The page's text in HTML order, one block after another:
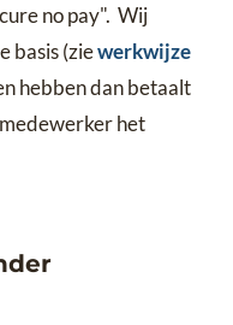
no pay". Wij
basis (ziewerkwijze
hebben dan betaalt
het